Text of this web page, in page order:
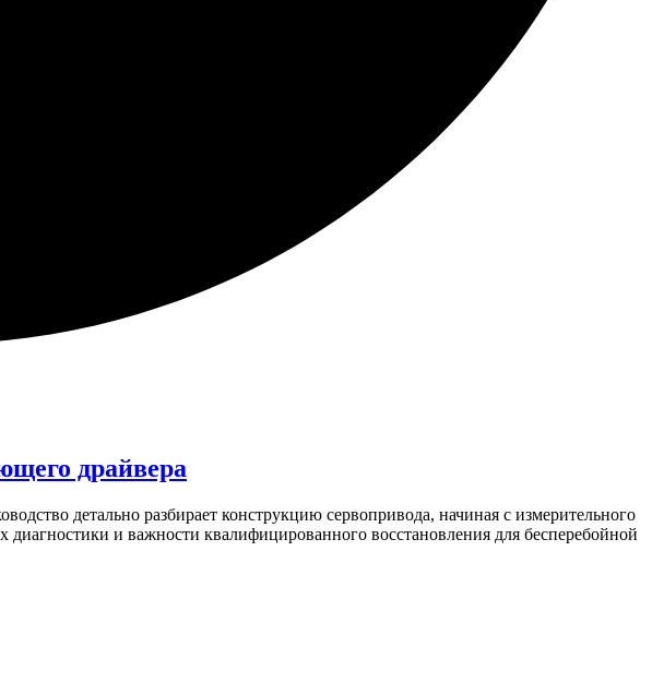
драйвера
детально разбирает конструкцию сервопривода, начиная с измерительного
и важности квалифицированного восстановления для бесперебойной